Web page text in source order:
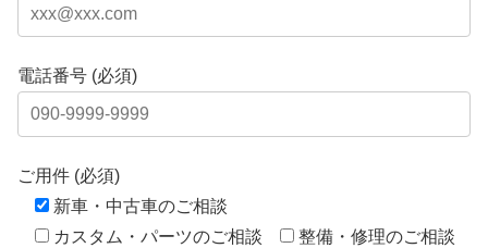
電話番号 (必須)
ご用件 (必須)
新車・中古車のご相談
カスタム・パーツのご相談
整備・修理のご相談